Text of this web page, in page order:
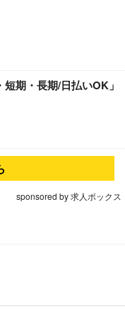
期・長期/日払いOK」
sponsored by 求人ボックス